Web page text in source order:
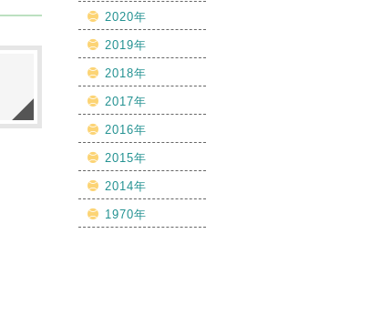
2020年
2019年
2018年
2017年
2016年
2015年
2014年
1970年